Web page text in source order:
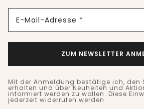
E-Mail-Adresse *
ZUM NEWSLETTER
Mit der Anmeldung bestätige ich, den
erhalten und über Neuheiten und
informiert werden zu wollen. Diese
jederzeit widerrufen werden.